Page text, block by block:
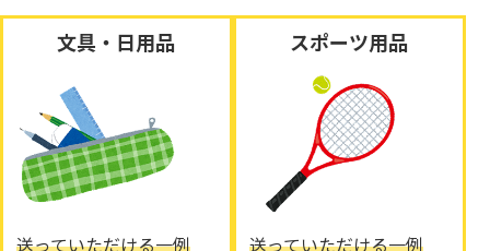
文具・日用品
送っていただける一例
スポーツ用品
送っていただける一例